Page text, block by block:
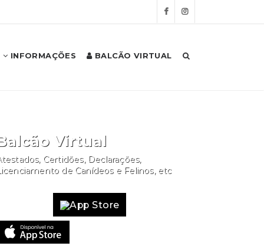
INFORMAÇÕES BALCÃO VIRTUAL
Virtual
Certidões, Declarações,
de Canídeos e Felinos, etc